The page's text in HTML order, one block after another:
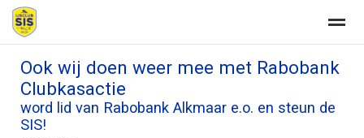
Welkom
Home
Ook wij doen weer mee met Rabobank
Clubkasactie
word lid van Rabobank Alkmaar e.o. en steun de
SIS!